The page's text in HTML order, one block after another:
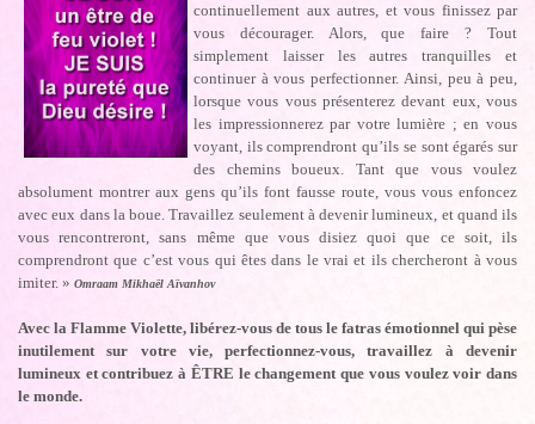
continuellement aux autres, et vous finissez par
vous décourager. Alors, que faire ? Tout
simplement laisser les autres tranquilles et
continuer à vous perfectionner. Ainsi, peu à peu,
lorsque vous vous présenterez devant eux, vous
les impressionnerez par votre lumière ; en vous
voyant, ils comprendront qu’ils se sont égarés sur
des chemins boueux. Tant que vous voulez
absolument montrer aux gens qu’ils font fausse route, vous vous enfoncez
avec eux dans la boue. Travaillez seulement à devenir lumineux, et quand ils
vous rencontreront, sans même que vous disiez quoi que ce soit, ils
comprendront que c’est vous qui êtes dans le vrai et ils chercheront à vous
imiter. » Omraam Mikhaël Aïvanhov
Avec la Flamme Violette, libérez-vous de tous le fatras émotionnel qui pèse
inutilement sur votre vie, perfectionnez-vous, travaillez à devenir
lumineux et contribuez à ÊTRE le changement que vous voulez voir dans
le monde.